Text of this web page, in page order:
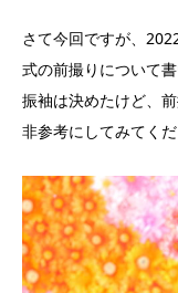
さて今回ですが、
式の前撮りについて
振袖は決めたけど、
非参考にしてみてくだ